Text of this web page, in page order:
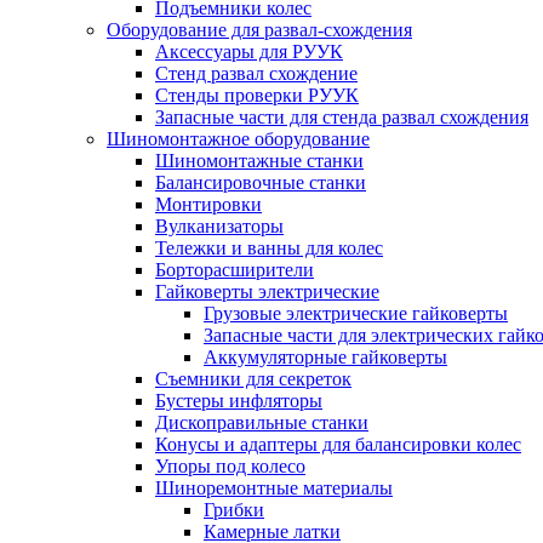
Подъемники колес
Оборудование для развал-схождения
Аксессуары для РУУК
Стенд развал схождение
Стенды проверки РУУК
Запасные части для стенда развал схождения
Шиномонтажное оборудование
Шиномонтажные станки
Балансировочные станки
Монтировки
Вулканизаторы
Тележки и ванны для колес
Борторасширители
Гайковерты электрические
Грузовые электрические гайковерты
Запасные части для электрических
Аккумуляторные гайковерты
Съемники для секреток
Бустеры инфляторы
Дископравильные станки
Конусы и адаптеры для балансировки колес
Упоры под колесо
Шиноремонтные материалы
Грибки
Камерные латки